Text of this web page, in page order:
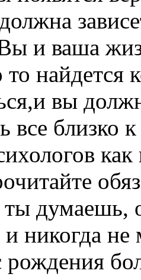
и ваша
то найдется
вы
все близко
думаешь,
и никогда
рождения